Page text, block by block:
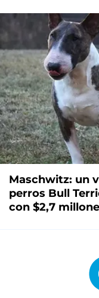
Maschwitz: un
perros Bull
con $2,7